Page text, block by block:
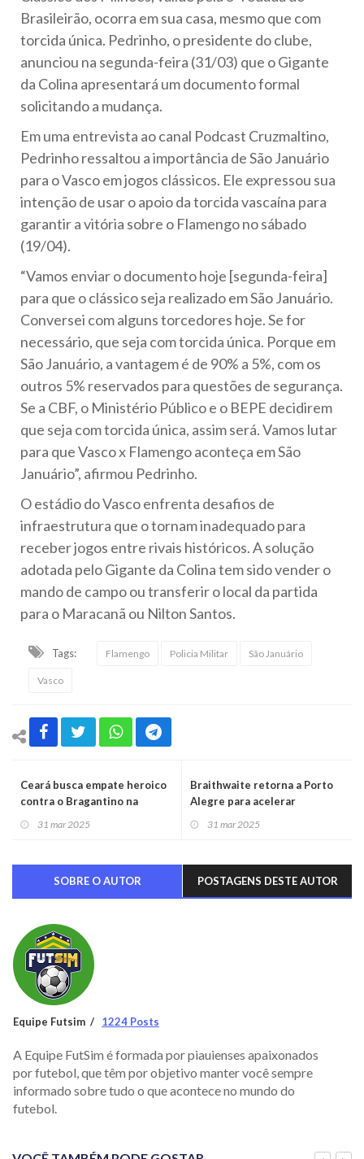
Brasileirão, ocorra em sua casa, mesmo que com
torcida única. Pedrinho, o presidente do clube,
anunciou na segunda-feira (31/03) que o Gigante
da Colina apresentará um documento formal
solicitando a mudança.
Em uma entrevista ao canal Podcast Cruzmaltino,
Pedrinho ressaltou a importância de São Januário
para o Vasco em jogos clássicos. Ele expressou sua
intenção de usar o apoio da torcida vascaína para
garantir a vitória sobre o Flamengo no sábado
(19/04).
“Vamos enviar o documento hoje [segunda-feira]
para que o clássico seja realizado em São Januário.
Conversei com alguns torcedores hoje. Se for
necessário, que seja com torcida única. Porque em
São Januário, a vantagem é de 90% a 5%, com os
outros 5% reservados para questões de segurança.
Se a CBF, o Ministério Público e o BEPE decidirem
que seja com torcida única, assim será. Vamos lutar
para que Vasco x Flamengo aconteça em São
Januário”, afirmou Pedrinho.
O estádio do Vasco enfrenta desafios de
infraestrutura que o tornam inadequado para
receber jogos entre rivais históricos. A solução
adotada pelo Gigante da Colina tem sido vender o
mando de campo ou transferir o local da partida
para o Maracanã ou Nilton Santos.
Tags: Flamengo Policia Militar São Januário
Vasco
Ceará busca empate heroico
contra o Bragantino na
31 mar 2025
Braithwaite retorna a Porto
Alegre para acelerar
31 mar 2025
SOBRE O AUTOR POSTAGENS DESTE AUTOR
Equipe Futsim 1224 Posts
A Equipe FutSim é formada por piauienses apaixonados
por futebol, que têm por objetivo manter você sempre
informado sobre tudo o que acontece no mundo do
futebol.